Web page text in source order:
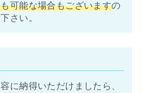
可能な場合もございますの
さい。
に納得いただけましたら、